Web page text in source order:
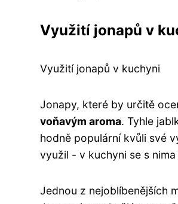
Využití jonapů v
Využití jonapů v kuchyni
Jonapy, které by určitě
voňavým aroma. Tyhle
hodně populární kvůli své
využil - v kuchyni se s
Jednou z nejoblíbenějších